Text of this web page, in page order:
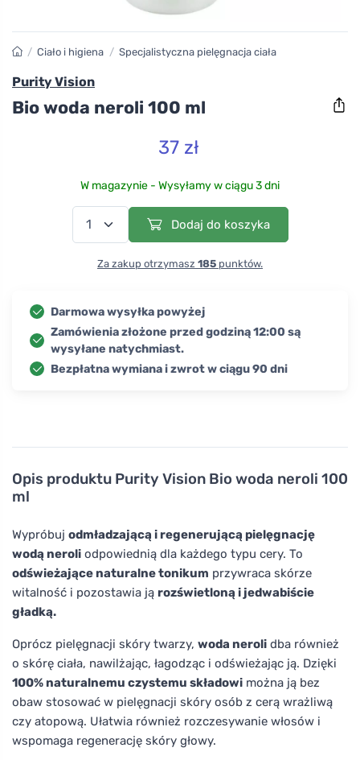
Opis produktu Purity Vision Bio woda neroli 100
ml
Wypróbuj odmładzającą i regenerującą pielęgnację
wodą neroli odpowiednią dla każdego typu cery. To
odświeżające naturalne tonikum przywraca skórze
witalność i pozostawia ją rozświetloną i jedwabiście
gładką.
Oprócz pielęgnacji skóry twarzy, woda neroli dba również
o skórę ciała, nawilżając, łagodząc i odświeżając ją. Dzięki
100% naturalnemu czystemu składowi można ją bez
obaw stosować w pielęgnacji skóry osób z cerą wrażliwą
czy atopową. Ułatwia również rozczesywanie włosów i
wspomaga regenerację skóry głowy.
/ Ciało i higiena / Specjalistyczna pielęgnacja ciała
Purity Vision
Bio woda neroli 100 ml
37 zł
W magazynie - Wysyłamy w ciągu 3 dni
Dodaj do koszyka
Za zakup otrzymasz 185 punktów.
Darmowa wysyłka powyżej
Zamówienia złożone przed godziną 12:00 są
wysyłane natychmiast.
Bezpłatna wymiana i zwrot w ciągu 90 dni